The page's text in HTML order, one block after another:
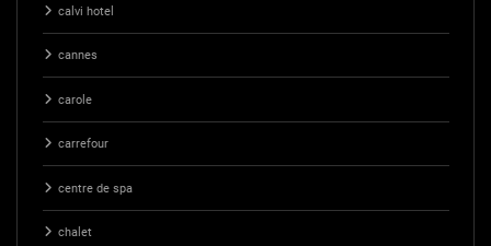
calvi hotel
cannes
carole
carrefour
centre de spa
chalet